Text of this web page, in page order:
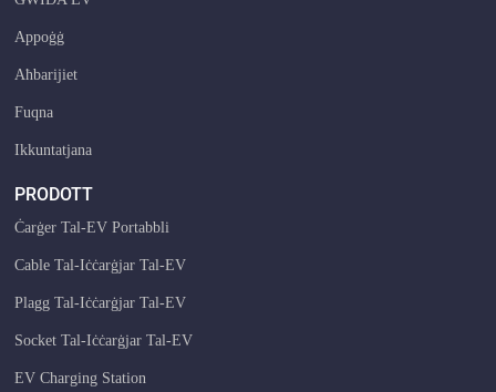
Appoġġ
Aħbarijiet
Fuqna
Ikkuntatjana
PRODOTT
Ċarġer Tal-EV Portabbli
Cable Tal-Iċċarġjar Tal-EV
Plagg Tal-Iċċarġjar Tal-EV
Socket Tal-Iċċarġjar Tal-EV
EV Charging Station